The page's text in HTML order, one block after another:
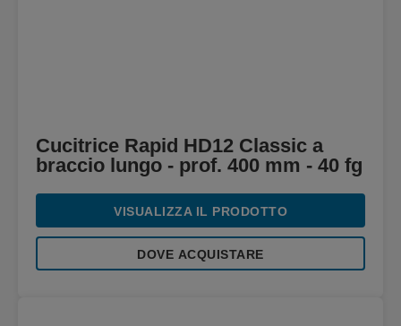
Cucitrice Rapid HD12 Classic a
braccio lungo - prof. 400 mm - 40 fg
VISUALIZZA IL PRODOTTO
DOVE ACQUISTARE